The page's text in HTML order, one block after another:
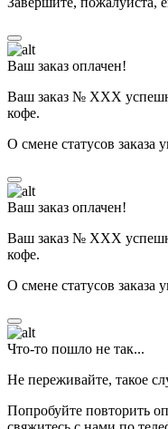
Ваш заказ оплачен!
Ваш заказ № ХХХ
кофе.
О смене статусов
Ваш заказ оплачен!
Ваш заказ № ХХХ
кофе.
О смене статусов
Что-то пошло не так...
Не переживайте, такое
Попробуйте повторить